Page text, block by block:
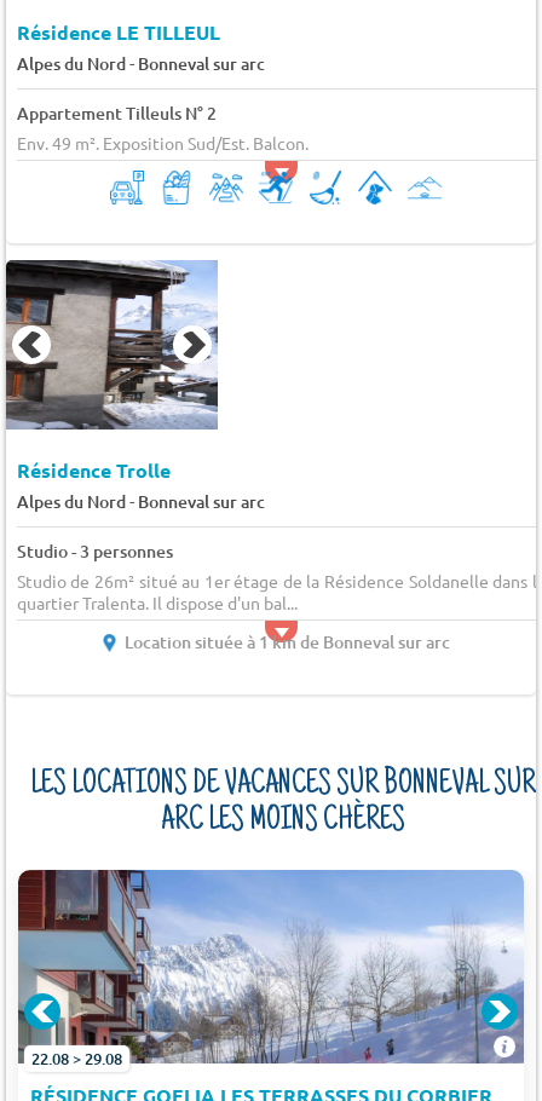
Résidence LE TILLEUL
Alpes du Nord- Bonneval sur arc
Appartement Tilleuls N° 2
Env. 49 m². Exposition Sud/Est. Balcon.
Résidence Trolle
Alpes du Nord- Bonneval sur arc
Studio - 3 personnes
Studio de 26m² situé au 1er étage de la Résidence Soldanelle dans
quartier Tralenta. Il dispose d'un bal...
Location située à 1 km de Bonneval sur arc
LES LOCATIONS DE VACANCES SUR BONNEVAL SUR
ARC LES MOINS CHÈRES
22.08 > 29.08
RÉSIDENCE GOELIA LES TERRASSES DU CORBIER